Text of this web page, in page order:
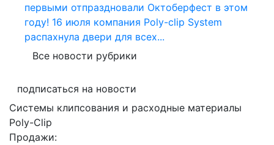
первыми отпраздновали Октоберфест в этом
году! 16 июля компания Poly-clip System
распахнула двери для всех...
Все новости рубрики
подписаться на новости
Системы клипсования и расходные материалы
Poly-Clip
Продажи: